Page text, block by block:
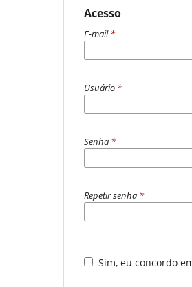
Acesso
E-mail*
Usuário *
Senha *
Repetir senha *
Sim, eu concordo